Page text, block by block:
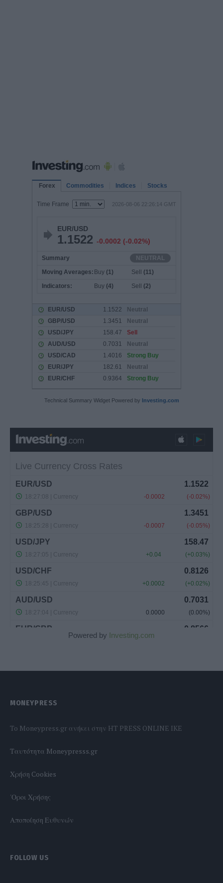
Technical Summary Widget Powered by Investing.com
Powered by Investing.com
MONEYPRESS
To Moneypress.gr ανήκει στην HT PRESS ONLINE IKE
Tαυτότητα Moneypresss.gr
Χρήση Cookies
'Οροι Χρήσης
Αποποίηση Ευθυνών
FOLLOW US